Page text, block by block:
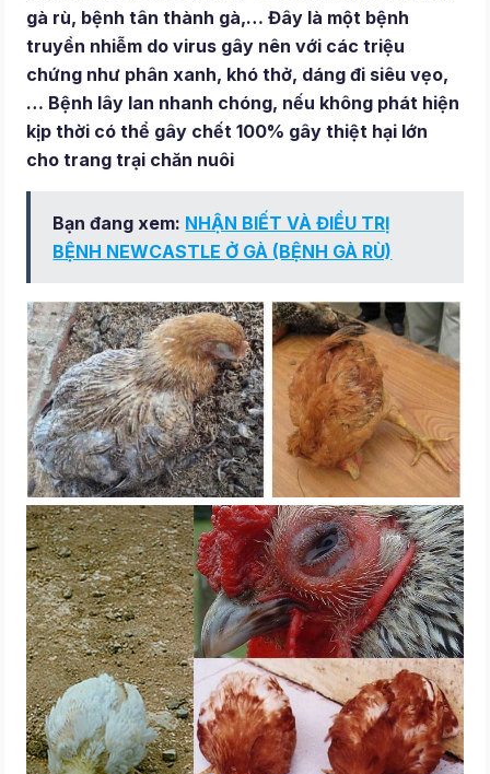
gà rù, bệnh tân thành gà,… Đây là một bệnh
truyền nhiễm do virus gây nên với các triệu
chứng như phân xanh, khó thở, dáng đi siêu vẹo,
… Bệnh lây lan nhanh chóng, nếu không phát hiện
kịp thời có thể gây chết 100% gây thiệt hại lớn
cho trang trại chăn nuôi
Bạn đang xem: NHẬN BIẾT VÀ ĐIỀU TRỊ
BỆNH NEWCASTLE Ở GÀ (BỆNH GÀ RÙ)